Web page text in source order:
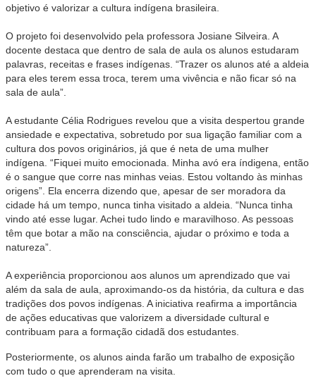
objetivo é valorizar a cultura indígena brasileira.
O projeto foi desenvolvido pela professora Josiane Silveira. A
docente destaca que dentro de sala de aula os alunos estudaram
palavras, receitas e frases indígenas. “Trazer os alunos até a aldeia
para eles terem essa troca, terem uma vivência e não ficar só na
sala de aula”.
A estudante Célia Rodrigues revelou que a visita despertou grande
ansiedade e expectativa, sobretudo por sua ligação familiar com a
cultura dos povos originários, já que é neta de uma mulher
indígena. “Fiquei muito emocionada. Minha avó era índigena, então
é o sangue que corre nas minhas veias. Estou voltando às minhas
origens”. Ela encerra dizendo que, apesar de ser moradora da
cidade há um tempo, nunca tinha visitado a aldeia. “Nunca tinha
vindo até esse lugar. Achei tudo lindo e maravilhoso. As pessoas
têm que botar a mão na consciência, ajudar o próximo e toda a
natureza”.
A experiência proporcionou aos alunos um aprendizado que vai
além da sala de aula, aproximando-os da história, da cultura e das
tradições dos povos indígenas. A iniciativa reafirma a importância
de ações educativas que valorizem a diversidade cultural e
contribuam para a formação cidadã dos estudantes.
Posteriormente, os alunos ainda farão um trabalho de exposição
com tudo o que aprenderam na visita.